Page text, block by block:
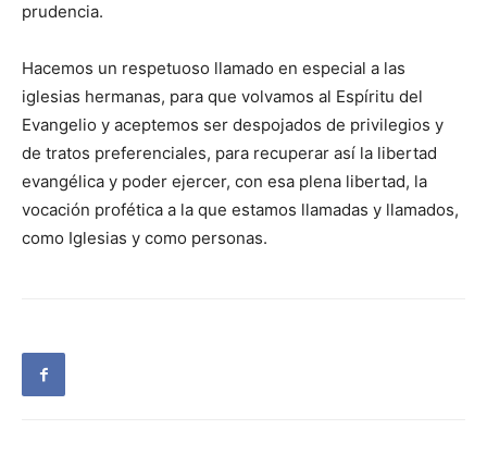
prudencia.
Hacemos un respetuoso llamado en especial a las
iglesias hermanas, para que volvamos al Espíritu del
Evangelio y aceptemos ser despojados de privilegios y
de tratos preferenciales, para recuperar así la libertad
evangélica y poder ejercer, con esa plena libertad, la
vocación profética a la que estamos llamadas y llamados,
como Iglesias y como personas.